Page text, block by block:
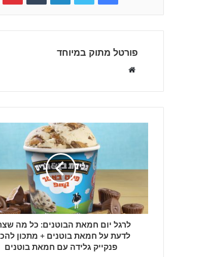
פורטל מתוק במיוחד
b
s
לרגל יום חמאת הבוטנים: כל מה
לדעת על חמאת בוטנים + מתכון
פנקייק גלידה עם חמאת בוטנים